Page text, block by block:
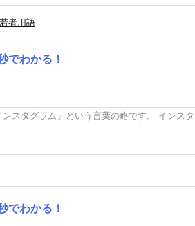
若者用語
でわかる！
スタグラム」という言葉の略です。 インス
でわかる！